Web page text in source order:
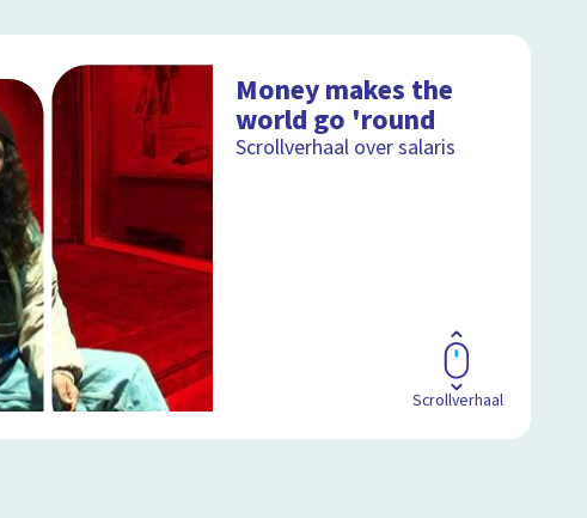
Money makes the
world go 'round
Scrollverhaal over salaris
Scrollverhaal